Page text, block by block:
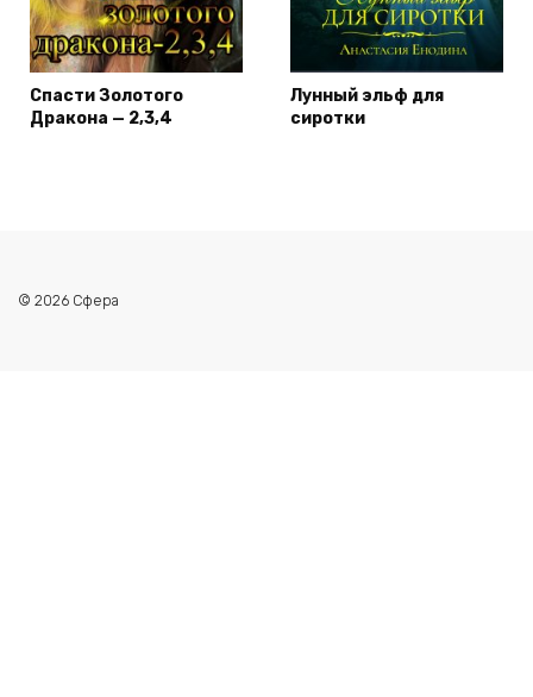
Спасти Золотого
Дракона — 2,3,4
Лунный эльф для
сиротки
© 2026 Сфера